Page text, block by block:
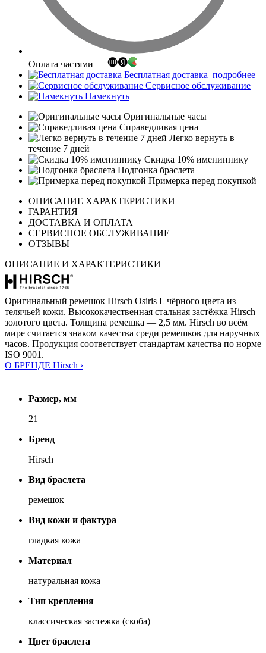
Оплата частями
Бесплатная доставка подробнее
Сервисное обслуживание
Намекнуть
Оригинальные часы
Справедливая цена
Легко вернуть в
течение 7 дней
Скидка 10% имениннику
Подгонка браслета
Примерка перед покупкой
ОПИСАНИЕ ХАРАКТЕРИСТИКИ
ГАРАНТИЯ
ДОСТАВКА И ОПЛАТА
СЕРВИСНОЕ ОБСЛУЖИВАНИЕ
ОТЗЫВЫ
ОПИСАНИЕ И ХАРАКТЕРИСТИКИ
Оригинальный ремешок Hirsch Osiris L чёрного цвета из
телячьей кожи. Высококачественная стальная застёжка Hirsch
золотого цвета. Толщина ремешка — 2,5 мм. Hirsch во всём
мире считается знаком качества среди ремешков для наручных
часов. Продукция соответствует стандартам качества по норме
ISO 9001.
О БРЕНДЕ Hirsch ›
Размер, мм
21
Бренд
Hirsch
Вид браслета
ремешок
Вид кожи и фактура
гладкая кожа
Материал
натуральная кожа
Тип крепления
классическая застежка (скоба)
Цвет браслета